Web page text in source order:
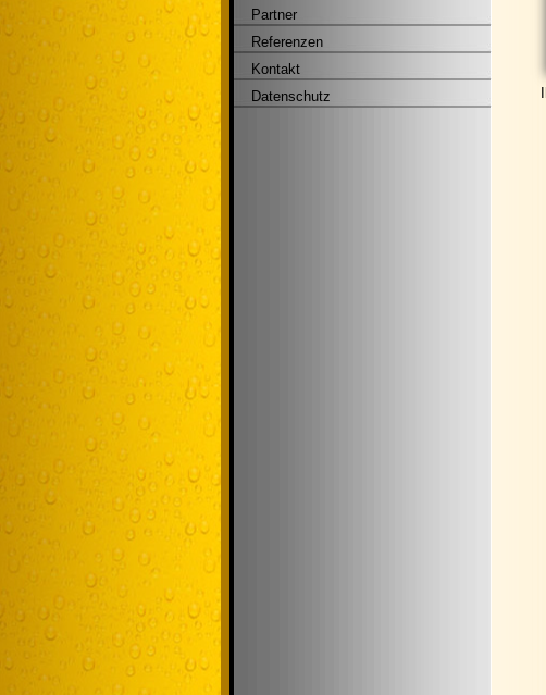
Partner
Referenzen
Kontakt
Datenschutz